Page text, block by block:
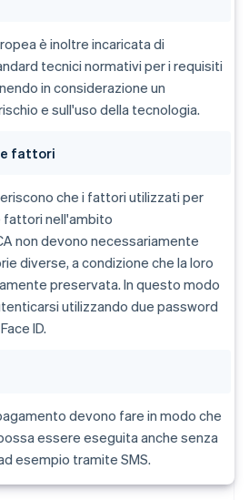
è inoltre incaricata di
tecnici normativi per i requisiti
in considerazione un
e sull'uso della tecnologia.
fattori
che i fattori utilizzati per
fattori nell'ambito
non devono necessariamente
diverse, a condizione che la loro
preservata. In questo modo
utilizzando due password
ID.
devono fare in modo che
essere eseguita anche senza
esempio tramite SMS.